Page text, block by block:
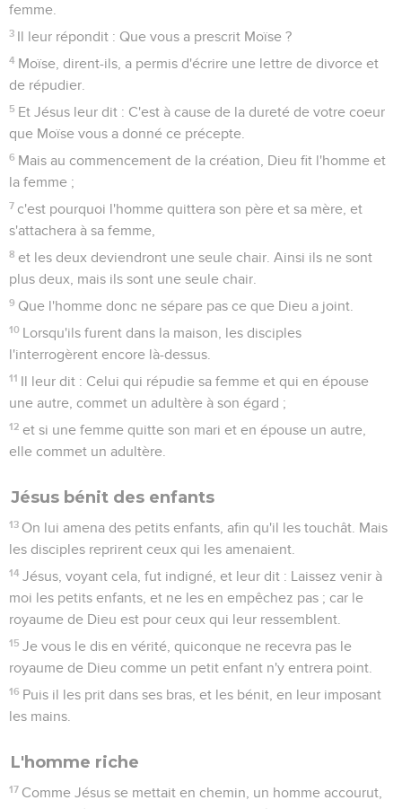
femme.
3 Il leur répondit : Que vous a prescrit Moïse ?
4 Moïse, dirent-ils, a permis d'écrire une lettre de divorce et
de répudier.
5 Et Jésus leur dit : C'est à cause de la dureté de votre coeur
que Moïse vous a donné ce précepte.
6 Mais au commencement de la création, Dieu fit l'homme et
la femme ;
7 c'est pourquoi l'homme quittera son père et sa mère, et
s'attachera à sa femme,
8 et les deux deviendront une seule chair. Ainsi ils ne sont
plus deux, mais ils sont une seule chair.
9 Que l'homme donc ne sépare pas ce que Dieu a joint.
10 Lorsqu'ils furent dans la maison, les disciples
l'interrogèrent encore là-dessus.
11 Il leur dit : Celui qui répudie sa femme et qui en épouse
une autre, commet un adultère à son égard ;
12 et si une femme quitte son mari et en épouse un autre,
elle commet un adultère.
Jésus bénit des enfants
13 On lui amena des petits enfants, afin qu'il les touchât. Mais
les disciples reprirent ceux qui les amenaient.
14 Jésus, voyant cela, fut indigné, et leur dit : Laissez venir à
moi les petits enfants, et ne les en empêchez pas ; car le
royaume de Dieu est pour ceux qui leur ressemblent.
15 Je vous le dis en vérité, quiconque ne recevra pas le
royaume de Dieu comme un petit enfant n'y entrera point.
16 Puis il les prit dans ses bras, et les bénit, en leur imposant
les mains.
L'homme riche
17 Comme Jésus se mettait en chemin, un homme accourut,